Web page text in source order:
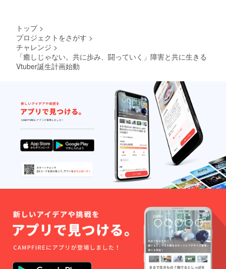
としての活動経
費にさせていた
だきます。
トップ >
プロジェクトをさがす >
チャレンジ >
「癒しじゃない。共に歩み、闘っていく」障害と共に生きる
Vtuber誕生計画始動